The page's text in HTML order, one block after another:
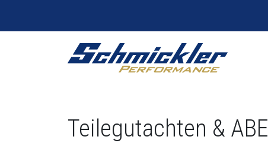
Teilegutachten & ABE